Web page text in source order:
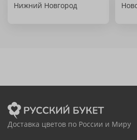
Нижний Новгород
Доставка цветов по России и Миру